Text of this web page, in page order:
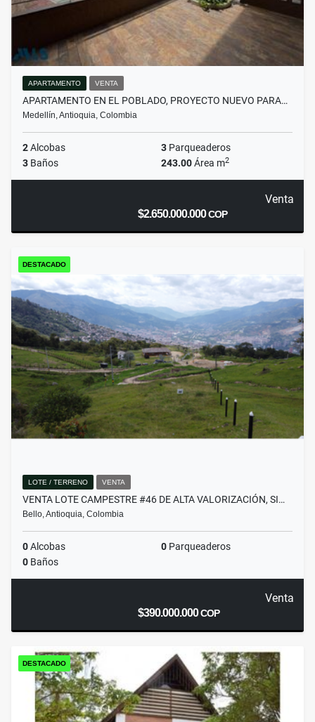
APARTAMENTO VENTA
APARTAMENTO EN EL POBLADO, PROYECTO NUEVO PARA…
Medellín, Antioquia, Colombia
2Alcobas 3 Parqueaderos
3 Baños 243.00Área m2
Venta
$2.650.000.000COP
DESTACADO
LOTE / TERRENO VENTA
VENTA LOTE CAMPESTRE #46 DE ALTA VALORIZACIÓN, SI…
Bello, Antioquia, Colombia
0Alcobas 0 Parqueaderos
0 Baños
Venta
$390.000.000COP
DESTACADO